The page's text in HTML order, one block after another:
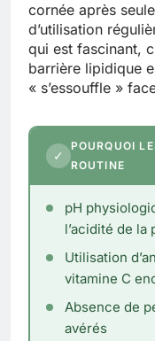
cornée après
d’utilisation
qui est fascinant,
barrière lipidique
« s’essouffle »
✓
POURQUOI
ROUTINE
pH
l’acidité de la
Utilisation
vitamine C
Absence de
avérés